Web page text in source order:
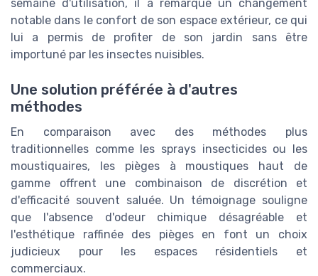
semaine d'utilisation, il a remarqué un changement
notable dans le confort de son espace extérieur, ce qui
lui a permis de profiter de son jardin sans être
importuné par les insectes nuisibles.
Une solution préférée à d'autres
méthodes
En comparaison avec des méthodes plus
traditionnelles comme les sprays insecticides ou les
moustiquaires, les pièges à moustiques haut de
gamme offrent une combinaison de discrétion et
d'efficacité souvent saluée. Un témoignage souligne
que l'absence d'odeur chimique désagréable et
l'esthétique raffinée des pièges en font un choix
judicieux pour les espaces résidentiels et
commerciaux.